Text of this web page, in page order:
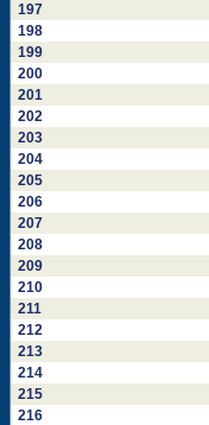
197
198
199
200
201
202
203
204
205
206
207
208
209
210
211
212
213
214
215
216